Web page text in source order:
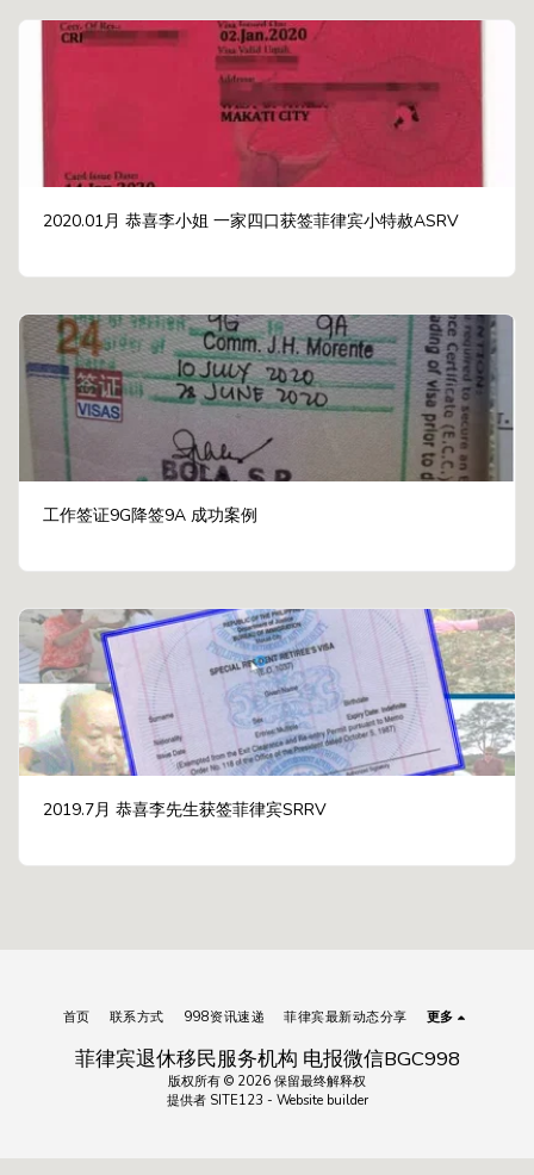
2020.01月 恭喜李小姐 一家四口获签菲律宾小特赦ASRV
工作签证9G降签9A 成功案例
2019.7月 恭喜李先生获签菲律宾SRRV
菲律宾退休移民服务机构 电报微信BGC998
版权所有 © 2026 保留最终解释权
提供者 SITE123 - Website builder
首页 联系方式 998资讯速递 菲律宾最新动态分享 更多